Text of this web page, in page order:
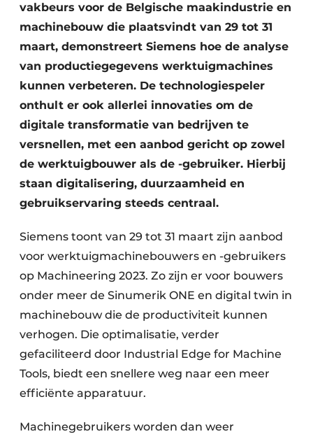
vakbeurs voor de Belgische maakindustrie en
machinebouw die plaatsvindt van 29 tot 31
maart, demonstreert Siemens hoe de analyse
van productiegegevens werktuigmachines
kunnen verbeteren. De technologiespeler
onthult er ook allerlei innovaties om de
digitale transformatie van bedrijven te
versnellen, met een aanbod gericht op zowel
de werktuigbouwer als de -gebruiker. Hierbij
staan digitalisering, duurzaamheid en
gebruikservaring steeds centraal.
Siemens toont van 29 tot 31 maart zijn aanbod
voor werktuigmachinebouwers en -gebruikers
op Machineering 2023. Zo zijn er voor bouwers
onder meer de Sinumerik ONE en digital twin in
machinebouw die de productiviteit kunnen
verhogen. Die optimalisatie, verder
gefaciliteerd door Industrial Edge for Machine
Tools, biedt een snellere weg naar een meer
efficiënte apparatuur.
Machinegebruikers worden dan weer